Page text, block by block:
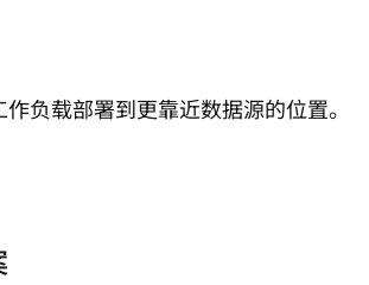
负载部署到更靠近数据源的位置。